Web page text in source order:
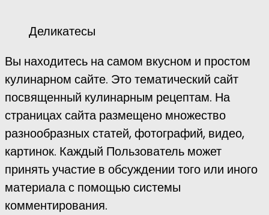
Деликатесы
Вы находитесь на самом вкусном и простом
кулинарном сайте. Это тематический сайт
посвященный кулинарным рецептам. На
страницах сайта размещено множество
разнообразных статей, фотографий, видео,
картинок. Каждый Пользователь может
принять участие в обсуждении того или иного
материала с помощью системы
комментирования.